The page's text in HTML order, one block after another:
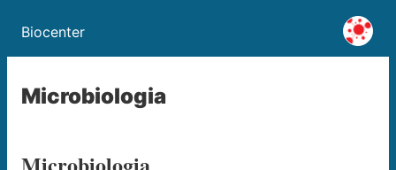
Biocenter
Microbiologia